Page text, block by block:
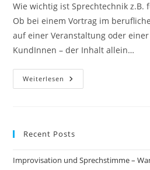
Wie wichtig ist Sprechtechnik z.B.
Ob bei einem Vortrag im
auf einer Veranstaltung oder
KundInnen – der Inhalt allein…
Weiterlesen Wie
Wichtig
Recent Posts
Improvisation und Sprechstimme –